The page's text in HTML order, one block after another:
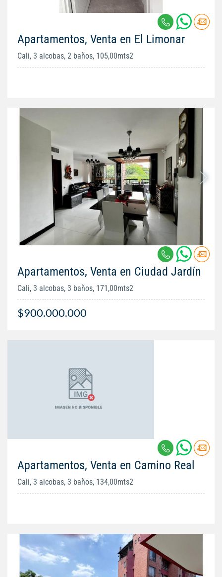
Apartamentos, Venta en El Limonar
Cali, 3 alcobas, 2 baños, 105,00mts2
Apartamentos, Venta en Ciudad Jardín
Cali, 3 alcobas, 3 baños, 171,00mts2
$900.000.000
Apartamentos, Venta en Camino Real
Cali, 3 alcobas, 3 baños, 134,00mts2